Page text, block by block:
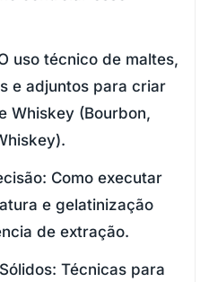
uso técnico de maltes,
e adjuntos para criar
Whiskey (Bourbon,
Como executar
e gelatinização
de extração.
Técnicas para